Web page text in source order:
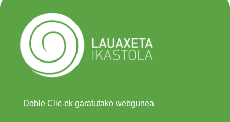
Doble Clic-ek garatutako webgunea